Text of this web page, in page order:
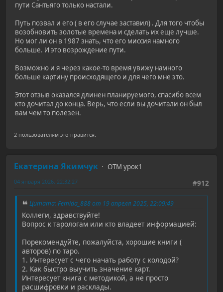
пути Сантьяго только настали.
Путь позвал и его ( в его случае заставил) . Для того чтобы
возобновить золотые времена и сделать их еще лучше.
Но мог ли он в 1987 знать, что его миссия намного
больше. И это возрождение пути.
Возможно и я через какое-то время увижу намного
больше картину происходящего и для чего мне это.
Этот отзыв оказался длинен планируемого, спасибо всем
кто дочитал до конца. Верь, что если вы дочитали он был
вам чем то полезен.
2 пользователям это нравится.
Екатерина Якимчук
ОТМ урок1
#912
04 января 2026, 22:32:27
Цитата: Femida_888 от 19 апреля 2025, 22:09:49
Коллеги, здравствуйте!
Вопрос к тарологам или кто владеет информацией:
Порекомендуйте, пожалуйста, хорошие книги (
авторов) по таро.
1. Интересует с чего начать работу с колодой?
2. Как быстро выучить значение карт.
Интересует книга с методикой, а не просто
расшифровки и расклады.